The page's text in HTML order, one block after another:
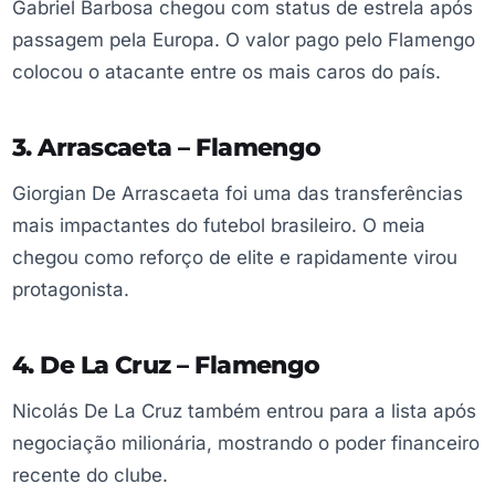
Gabriel Barbosa chegou com status de estrela após
passagem pela Europa. O valor pago pelo Flamengo
colocou o atacante entre os mais caros do país.
3. Arrascaeta – Flamengo
Giorgian De Arrascaeta foi uma das transferências
mais impactantes do futebol brasileiro. O meia
chegou como reforço de elite e rapidamente virou
protagonista.
4. De La Cruz – Flamengo
Nicolás De La Cruz também entrou para a lista após
negociação milionária, mostrando o poder financeiro
recente do clube.